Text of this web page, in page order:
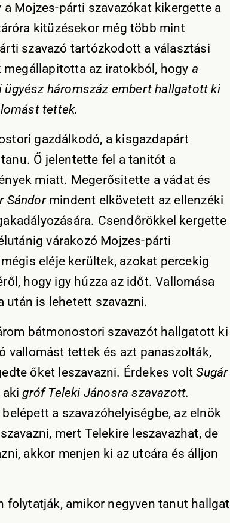
Mojzes-párti szavazókat kikergette a
kitüzésekor még több mint
szavazó tartózkodott a választási
az iratokból, hogy a
ügyész háromszáz embert hallgatott ki
tettek.
gazdálkodó, a kisgazdapárt
Ő jelentette fel a tanitót a
miatt. Megerősitette a vádat és
Sándormindent elkövetett az ellenzéki
Csendőrökkel kergette
várakozó Mojzes-párti
eléje kerültek, azokat percekig
hogy igy húzza az időt. Vallomása
után is lehetett szavazni.
bátmonostori szavazót hallgatott ki
vallomást tettek és azt panaszolták,
őket leszavazni. Érdekes voltSugár
akigróf Teleki Jánosra szavazott.
a szavazóhelyiségbe, az elnök
mert Telekire leszavazhat, de
akkor menjen ki az utcára és álljon
folytatják, amikor negyven tanut hallgat